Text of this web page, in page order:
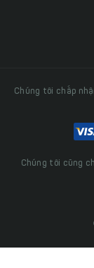
Chúng tôi chấp
Chúng tôi cũng